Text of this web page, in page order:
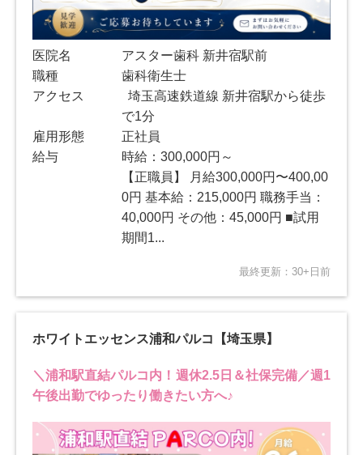
医院名
アスター歯科 新井宿駅前
職種
歯科衛生士
アクセス
埼玉高速鉄道線 新井宿駅から徒歩
で1分
雇用形態
正社員
給与
時給：300,000円～
【正職員】 月給300,000円〜400,00
0円 基本給：215,000円 職務手当：
40,000円 その他：45,000円 ■試用
期間1...
最終更新：30+日前
ホワイトエッセンス浦和パルコ【埼玉県】
＼浦和駅直結パルコ内！週休2.5日＆社保完備／週1
午後出勤でゆったり働きたい方へ♪